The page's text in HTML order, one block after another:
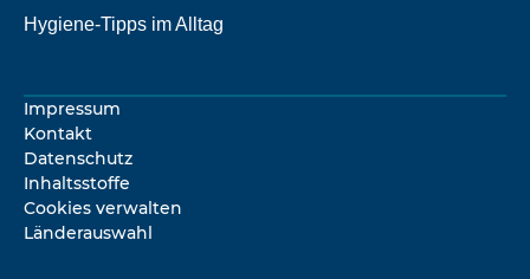
Hygiene-Tipps im Alltag
Impressum
Kontakt
Datenschutz
Inhaltsstoffe
Cookies verwalten
Länderauswahl